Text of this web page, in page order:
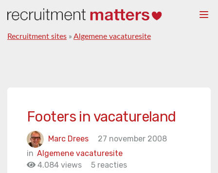
Recruitment sites » Algemene vacaturesite
Footers in vacatureland
Marc Drees
27 november 2008
in Algemene vacaturesite
4.084 views
5 reacties